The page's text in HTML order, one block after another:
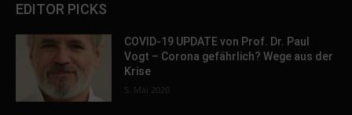
EDITOR PICKS
COVID-19 UPDATE von Prof. Dr. Paul
Vogt – Corona gefährlich? Wege aus der
Krise
5. Mai 2020